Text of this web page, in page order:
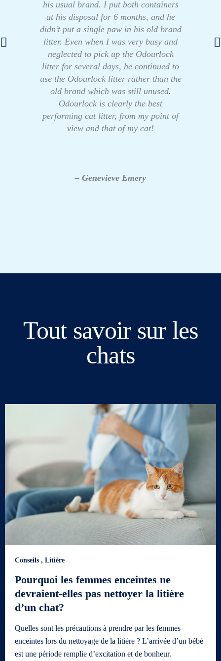
his usual brand. I put both containers
at his disposal for 6 months, and he
didn’t put a single paw in his old brand
litter. Even when I was very busy and
neglected to pick up the Odourlock
litter for several days, he continued to
use the Odourlock litter rather than the
old brand which was still unused.
Odourlock is clearly the best
performing cat litter, from my point of
view and that of my cat!
– Genevieve Emery
Tout savoir sur les
chats
Conseils , Litière
Pourquoi les femmes enceintes ne
devraient-elles pas nettoyer la litière
d’un chat?
Quelles sont les précautions à prendre par les femmes
enceintes lors du nettoyage de la litière ? L’arrivée d’un bébé
est une période remplie d’excitation et de bonheur.